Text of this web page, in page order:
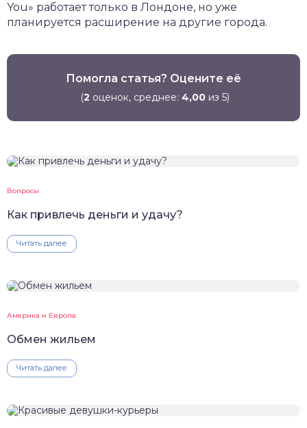
You» работает только в Лондоне, но уже
планируется расширение на другие города.
Помогла статья? Оцените её
(2 оценок, среднее: 4,00 из 5)
Вопросы
Как привлечь деньги и удачу?
Читать далее
Америка и Европа
Обмен жильем
Читать далее